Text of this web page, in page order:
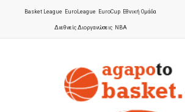
Basket League EuroLeague EuroCup Εθνική Ομάδα
Διεθνείς Διοργανώσεις NBA